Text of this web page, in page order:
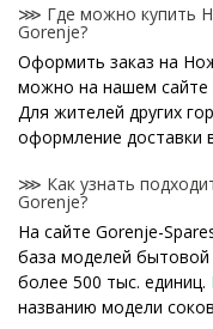
⋙ Где можно купить
Gorenje?
Оформить заказ на
можно на нашем сайте
Для жителей других
оформление доставки
⋙ Как узнать
Gorenje?
На сайте Gorenje-
база моделей бытовой
более 500 тыс. единиц.
названию модели